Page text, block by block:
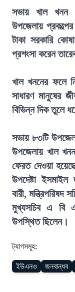
সভায় খাল খনন
উপজেলায় প্রকল্পের
টাকা সরকারি
প্রশংসা করেন
খাল খননের ফলে
সাধারণ মানুষের
বিভিন্ন দিক তুলে
সভায় ৮৩টি
উপজেলায় খাল খনন
ফেরত দেওয়া
উপদেষ্টা
বারী, মন্ত্রিপরিষদ
মুখ্যসচিব এ বি
উপস্থিত ছিলেন।
ট্যাগসমূহ:
ইউএনও জনবান্ধব